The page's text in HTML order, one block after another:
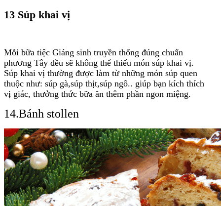
13 Súp khai vị
Mỗi bữa tiệc Giáng sinh truyền thống đúng chuẩn
phương Tây đều sẽ không thể thiếu món súp khai vị.
Súp khai vị thường được làm từ những món súp quen
thuộc như: súp gà,súp thịt,súp ngô.. giúp bạn kích thích
vị giác, thưởng thức bữa ăn thêm phần ngon miệng.
14.Bánh stollen